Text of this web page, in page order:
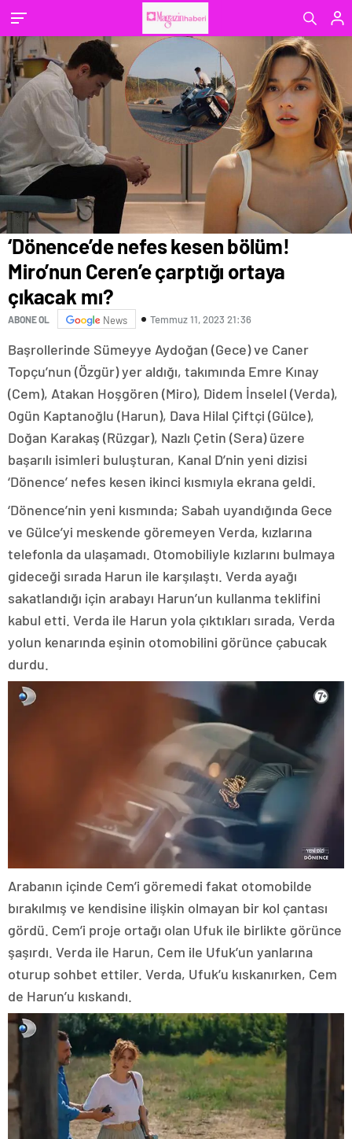
‘Dönence’de nefes kesen bölüm!
Miro’nun Ceren’e çarptığı ortaya
çıkacak mı?
ABONE OL News Temmuz 11, 2023 21:36
Başrollerinde Sümeyye Aydoğan (Gece) ve Caner
Topçu’nun (Özgür) yer aldığı, takımında Emre Kınay
(Cem), Atakan Hoşgören (Miro), Didem İnselel (Verda),
Ogün Kaptanoğlu (Harun), Dava Hilal Çiftçi (Gülce),
Doğan Karakaş (Rüzgar), Nazlı Çetin (Sera) üzere
başarılı isimleri buluşturan, Kanal D’nin yeni dizisi
‘Dönence’ nefes kesen ikinci kısmıyla ekrana geldi.
‘Dönence’nin yeni kısmında; Sabah uyandığında Gece
ve Gülce’yi meskende göremeyen Verda, kızlarına
telefonla da ulaşamadı. Otomobiliyle kızlarını bulmaya
gideceği sırada Harun ile karşılaştı. Verda ayağı
sakatlandığı için arabayı Harun’un kullanma teklifini
kabul etti. Verda ile Harun yola çıktıkları sırada, Verda
yolun kenarında eşinin otomobilini görünce çabucak
durdu.
Arabanın içinde Cem’i göremedi fakat otomobilde
bırakılmış ve kendisine ilişkin olmayan bir kol çantası
gördü. Cem’i proje ortağı olan Ufuk ile birlikte görünce
şaşırdı. Verda ile Harun, Cem ile Ufuk’un yanlarına
oturup sohbet ettiler. Verda, Ufuk’u kıskanırken, Cem
de Harun’u kıskandı.